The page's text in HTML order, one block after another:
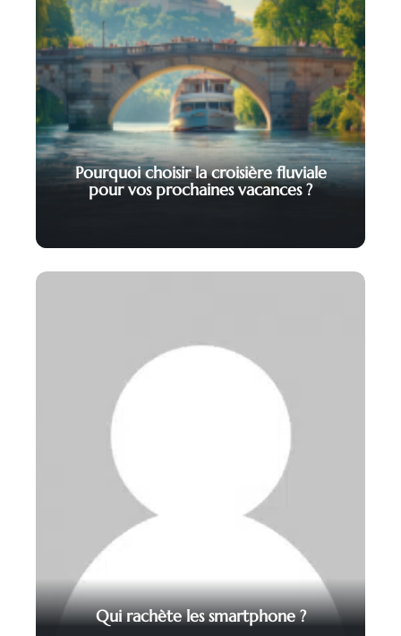
Pourquoi choisir la croisière fluviale
pour vos prochaines vacances ?
Qui rachète les smartphone ?